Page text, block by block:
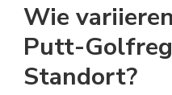
Wie
Putt-
Standort?